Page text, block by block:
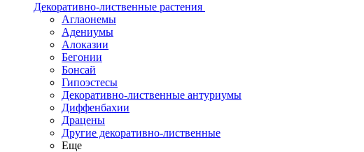
Декоративно-лиственные растения
Аглаонемы
Адениумы
Алоказии
Бегонии
Бонсай
Гипоэстесы
Декоративно-лиственные антуриумы
Диффенбахии
Драцены
Другие декоративно-лиственные
Еще